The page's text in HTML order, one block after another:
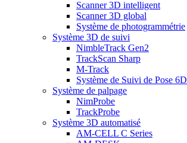
Scanner 3D intelligent
Scanner 3D global
Système de photogrammétrie
Système 3D de suivi
NimbleTrack Gen2
TrackScan Sharp
M-Track
Système de Suivi de Pose 6D
Système de palpage
NimProbe
TrackProbe
Système 3D automatisé
AM-CELL C Series